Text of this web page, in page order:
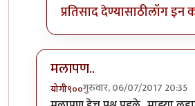
प्रतिसाद देण्यासाठीलॉग इन
मलापण..
योगी९००गुरुवार, 06/07/2017 20:35